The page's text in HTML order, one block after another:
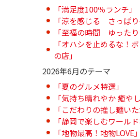
「満足度100％ランチ」
「涼を感じる さっぱり
「至福の時間 ゆったり
「オハシを止めるな！
の店」
2026年6月のテーマ
「夏のグルメ特選」
「気持ち晴れやか 癒や
「こだわりの推し麺い
「静岡で楽しむワールド
「地物最高！地物LOVE」